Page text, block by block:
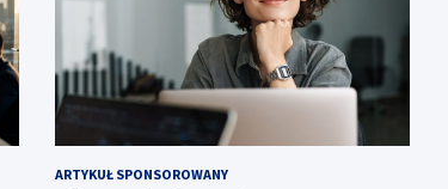
ARTYKUŁ SPONSOROWANY